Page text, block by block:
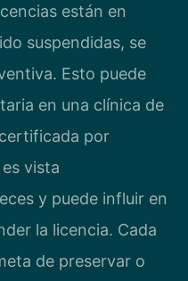
están en
suspendidas, se
Esto puede
en una clínica de
por
vista
y puede influir en
la licencia. Cada
de preservar o